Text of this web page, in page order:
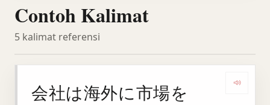
Contoh Kalimat
5 kalimat referensi
会社は海外に市場を